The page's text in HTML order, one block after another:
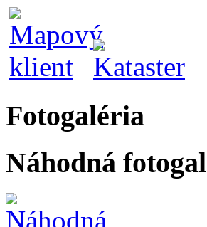
Fotogaléria
Náhodná